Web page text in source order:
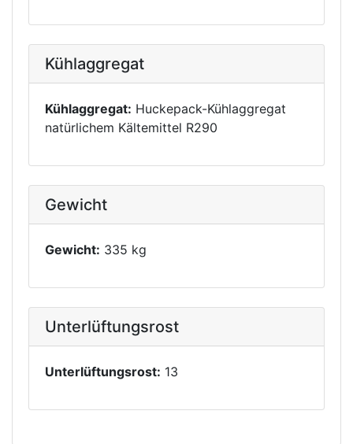
Kühlaggregat
Kühlaggregat: Huckepack-Kühlaggregat
natürlichem Kältemittel R290
Gewicht
Gewicht: 335 kg
Unterlüftungsrost
Unterlüftungsrost: 13